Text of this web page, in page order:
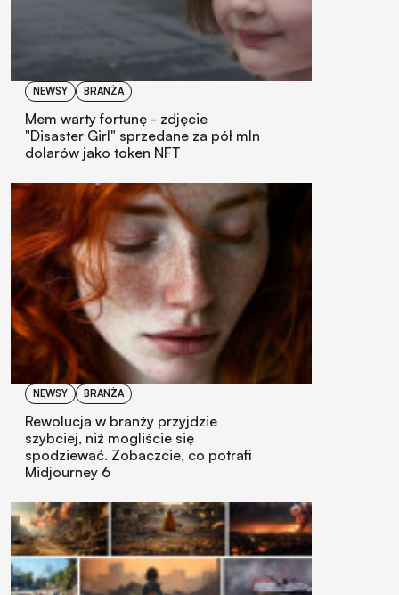
NEWSY BRANŻA
Mem warty fortunę - zdjęcie
"Disaster Girl" sprzedane za pół mln
dolarów jako token NFT
NEWSY BRANŻA
Rewolucja w branży przyjdzie
szybciej, niż mogliście się
spodziewać. Zobaczcie, co potrafi
Midjourney 6